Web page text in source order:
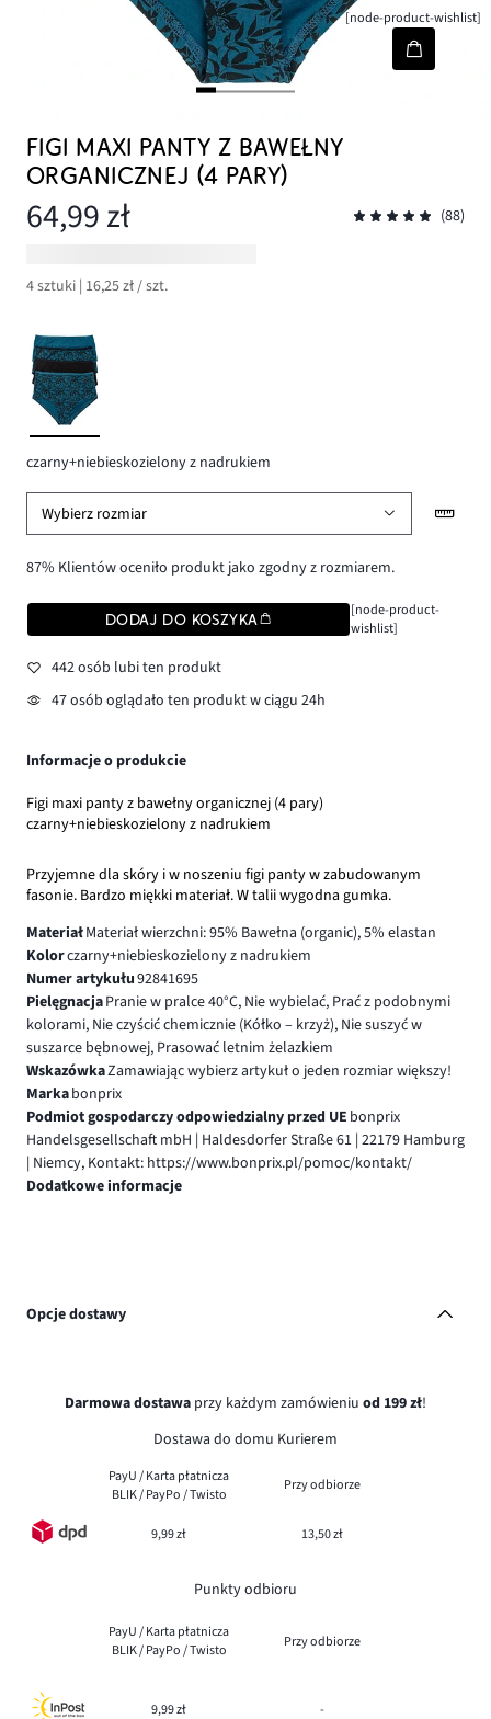
[node-product-wishlist]
FIGI MAXI PANTY Z BAWEŁNY
ORGANICZNEJ (4 PARY)
64,99 zł (88)
4 sztuki | 16,25 zł / szt.
czarny+niebieskozielony z nadrukiem
Wybierz rozmiar
87% Klientów oceniło produkt jako zgodny z rozmiarem.
DODAJ DO KOSZYKA
[node-product-
wishlist]
442 osób lubi ten produkt
47 osób oglądało ten produkt w ciągu 24h
Informacje o produkcie
Figi maxi panty z bawełny organicznej (4 pary)
czarny+niebieskozielony z nadrukiem
Przyjemne dla skóry i w noszeniu figi panty w zabudowanym
fasonie. Bardzo miękki materiał. W talii wygodna gumka.
MateriałMateriał wierzchni: 95% Bawełna (organic), 5% elastan
Kolorczarny+niebieskozielony z nadrukiem
Numer artykułu92841695
PielęgnacjaPranie w pralce 40°C, Nie wybielać, Prać z podobnymi
kolorami, Nie czyścić chemicznie (Kółko – krzyż), Nie suszyć w
suszarce bębnowej, Prasować letnim żelazkiem
WskazówkaZamawiając wybierz artykuł o jeden rozmiar większy!
Markabonprix
Podmiot gospodarczy odpowiedzialny przed UE bonprix
Handelsgesellschaft mbH | Haldesdorfer Straße 61 | 22179 Hamburg
| Niemcy, Kontakt: https://www.bonprix.pl/pomoc/kontakt/
Dodatkowe informacje
Opcje dostawy
Darmowa dostawa przy każdym zamówieniu od 199 zł!
Dostawa do domu Kurierem
PayU / Karta płatnicza
BLIK / PayPo / Twisto
Przy odbiorze
9,99 zł 13,50 zł
Punkty odbioru
PayU / Karta płatnicza
BLIK / PayPo / Twisto
Przy odbiorze
9,99 zł -